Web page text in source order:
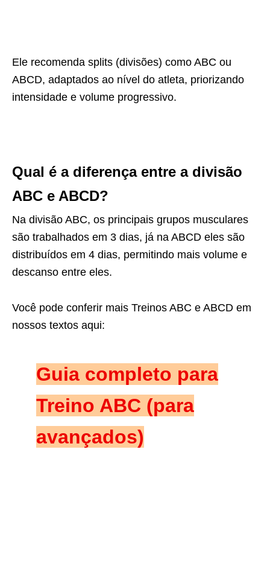
Ele recomenda splits (divisões) como ABC ou
ABCD, adaptados ao nível do atleta, priorizando
intensidade e volume progressivo.
Qual é a diferença entre a divisão
ABC e ABCD?
Na divisão ABC, os principais grupos musculares
são trabalhados em 3 dias, já na ABCD eles são
distribuídos em 4 dias, permitindo mais volume e
descanso entre eles.
Você pode conferir mais Treinos ABC e ABCD em
nossos textos aqui:
Guia completo para
Treino ABC (para
avançados)